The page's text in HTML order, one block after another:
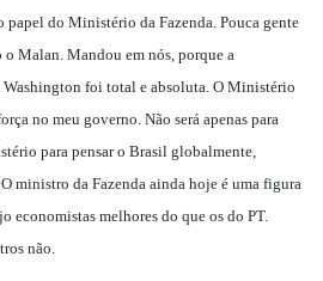
do Ministério da Fazenda. Pouca gente
Malan. Mandou em nós, porque a
Washington foi total e absoluta. O Ministério
no meu governo. Não será apenas para
para pensar o Brasil globalmente,
ministro da Fazenda ainda hoje é uma figura
economistas melhores do que os do PT.
não.